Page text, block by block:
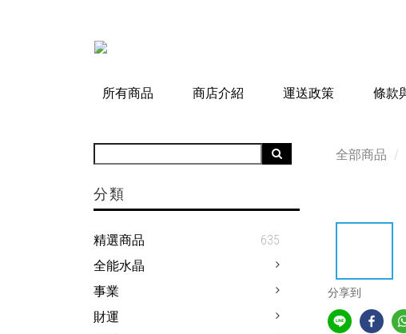
所有商品 商店介紹 運送政策 條款
分類
精選商品
635
全能水晶
事業
財運
全部商品
分享到